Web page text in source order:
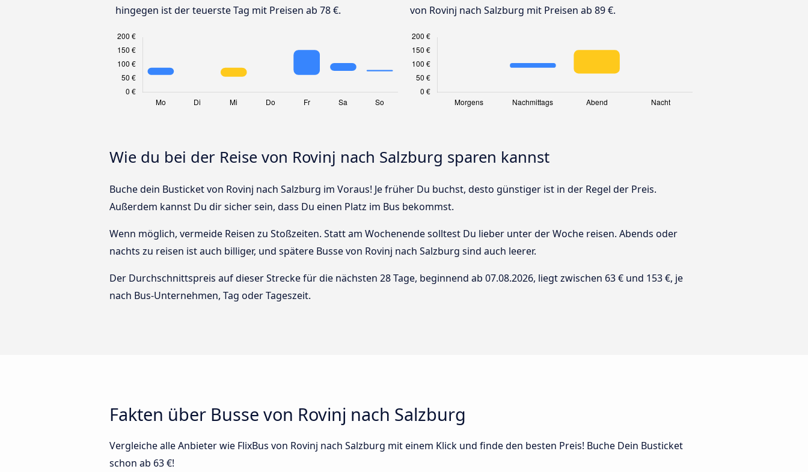
hingegen ist der teuerste Tag mit Preisen ab 78 €.
von Rovinj nach Salzburg mit Preisen ab 89 €.
Wie du bei der Reise von Rovinj nach Salzburg sparen kannst
Buche dein Busticket von Rovinj nach Salzburg im Voraus! Je früher Du buchst, desto günstiger ist in der Regel der Preis.
Außerdem kannst Du dir sicher sein, dass Du einen Platz im Bus bekommst.
Wenn möglich, vermeide Reisen zu Stoßzeiten. Statt am Wochenende solltest Du lieber unter der Woche reisen. Abends oder
nachts zu reisen ist auch billiger, und spätere Busse von Rovinj nach Salzburg sind auch leerer.
Der Durchschnittspreis auf dieser Strecke für die nächsten 28 Tage, beginnend ab 07.08.2026, liegt zwischen 63 € und 153 €, je
nach Bus-Unternehmen, Tag oder Tageszeit.
Fakten über Busse von Rovinj nach Salzburg
Vergleiche alle Anbieter wie FlixBus von Rovinj nach Salzburg mit einem Klick und finde den besten Preis! Buche Dein Busticket
schon ab 63 €!